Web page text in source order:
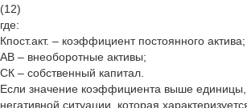
(12)
где:
Кпост.акт. – коэффициент постоянного актива;
АВ – внеоборотные активы;
СК – собственный капитал.
Если значение коэффициента выше единицы,
негативной ситуации, которая